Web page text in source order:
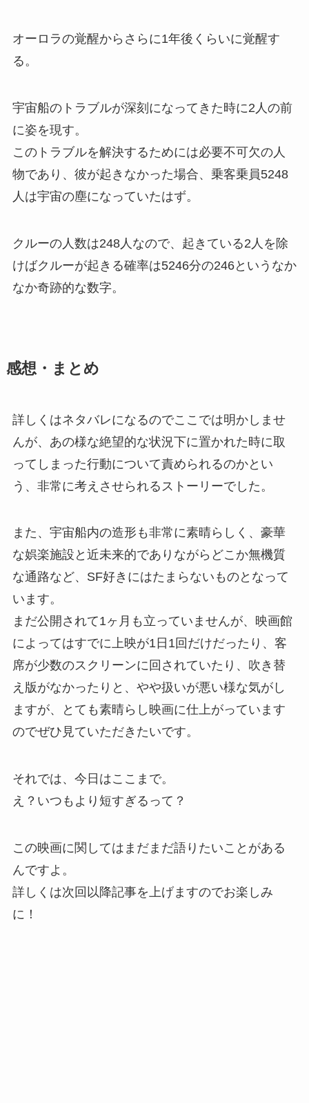
オーロラの覚醒からさらに1年後くらいに覚醒す
る。
宇宙船のトラブルが深刻になってきた時に2人の前
に姿を現す。
このトラブルを解決するためには必要不可欠の人
物であり、彼が起きなかった場合、乗客乗員5248
人は宇宙の塵になっていたはず。
クルーの人数は248人なので、起きている2人を除
けばクルーが起きる確率は5246分の246というなか
なか奇跡的な数字。
感想・まとめ
詳しくはネタバレになるのでここでは明かしませ
んが、あの様な絶望的な状況下に置かれた時に取
ってしまった行動について責められるのかとい
う、非常に考えさせられるストーリーでした。
また、宇宙船内の造形も非常に素晴らしく、豪華
な娯楽施設と近未来的でありながらどこか無機質
な通路など、SF好きにはたまらないものとなって
います。
まだ公開されて1ヶ月も立っていませんが、映画館
によってはすでに上映が1日1回だけだったり、客
席が少数のスクリーンに回されていたり、吹き替
え版がなかったりと、やや扱いが悪い様な気がし
ますが、とても素晴らし映画に仕上がっています
のでぜひ見ていただきたいです。
それでは、今日はここまで。
え？いつもより短すぎるって？
この映画に関してはまだまだ語りたいことがある
んですよ。
詳しくは次回以降記事を上げますのでお楽しみ
に！